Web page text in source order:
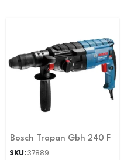
Bosch Trapan Gbh 240 F
SKU:37889